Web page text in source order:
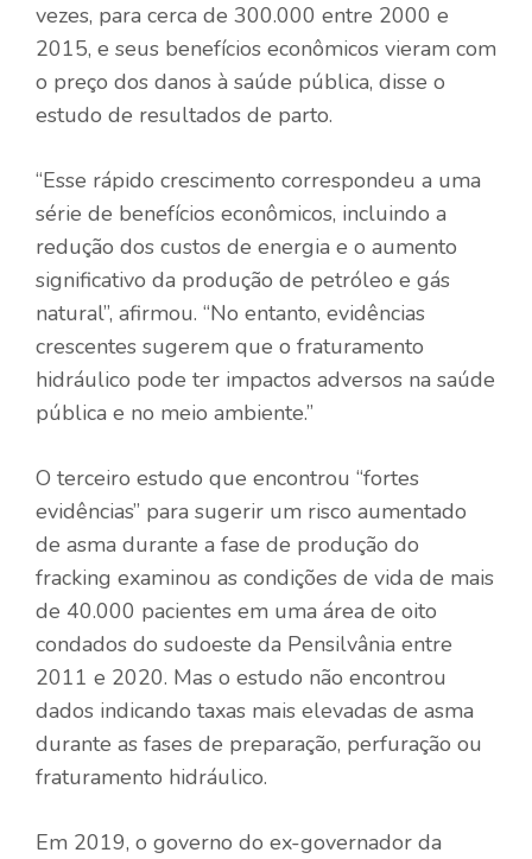
vezes, para cerca de 300.000 entre 2000 e
2015, e seus benefícios econômicos vieram com
o preço dos danos à saúde pública, disse o
estudo de resultados de parto.
“Esse rápido crescimento correspondeu a uma
série de benefícios econômicos, incluindo a
redução dos custos de energia e o aumento
significativo da produção de petróleo e gás
natural”, afirmou. “No entanto, evidências
crescentes sugerem que o fraturamento
hidráulico pode ter impactos adversos na saúde
pública e no meio ambiente.”
O terceiro estudo que encontrou “fortes
evidências” para sugerir um risco aumentado
de asma durante a fase de produção do
fracking examinou as condições de vida de mais
de 40.000 pacientes em uma área de oito
condados do sudoeste da Pensilvânia entre
2011 e 2020. Mas o estudo não encontrou
dados indicando taxas mais elevadas de asma
durante as fases de preparação, perfuração ou
fraturamento hidráulico.
Em 2019, o governo do ex-governador da